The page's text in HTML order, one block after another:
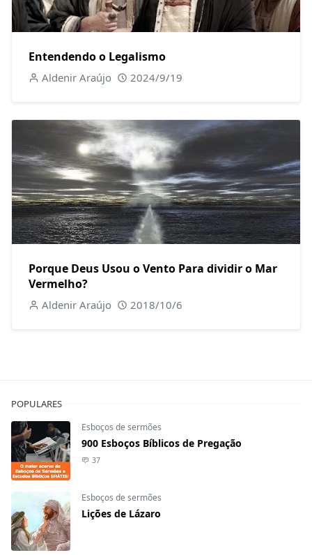
Entendendo o Legalismo
Aldenir Araújo 2024/9/19
Porque Deus Usou o Vento Para dividir o Mar
Vermelho?
Aldenir Araújo 2018/10/6
POPULARES
Esboços de sermões
900 Esboços Bíblicos de Pregação
37
Esboços de sermões
Lições de Lázaro